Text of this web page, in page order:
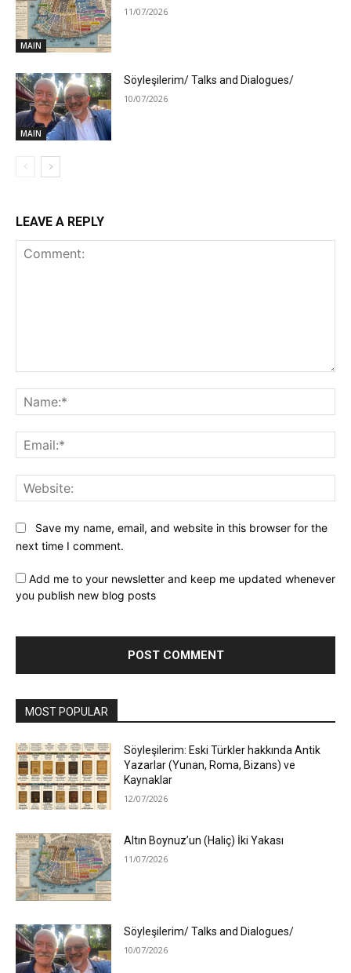
MAIN
11/07/2026
MAIN
Söyleşilerim/ Talks and Dialogues/
10/07/2026
LEAVE A REPLY
Save my name, email, and website in this browser for the
next time I comment.
Add me to your newsletter and keep me updated whenever
you publish new blog posts
MOST POPULAR
Söyleşilerim: Eski Türkler hakkında Antik
Yazarlar (Yunan, Roma, Bizans) ve
Kaynaklar
12/07/2026
Altın Boynuz’un (Haliç) İki Yakası
11/07/2026
Söyleşilerim/ Talks and Dialogues/
10/07/2026